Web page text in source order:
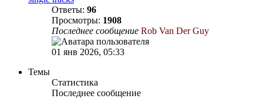
Ответы: 96
Просмотры: 1908
Последнее сообщение Rob Van Der Guy
01 янв 2026, 05:33
Темы
Статистика
Последнее сообщение